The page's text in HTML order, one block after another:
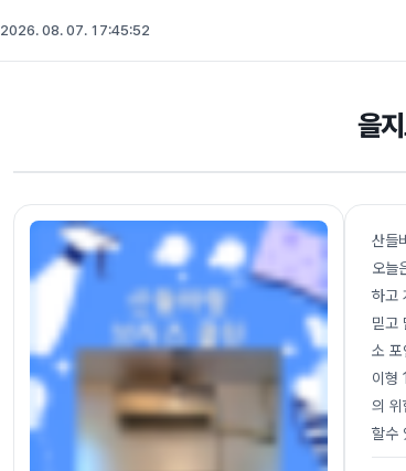
2026. 08. 07. 17:45:52
을
산들
오늘
하고
믿고
소 포
이형
의 위
할수